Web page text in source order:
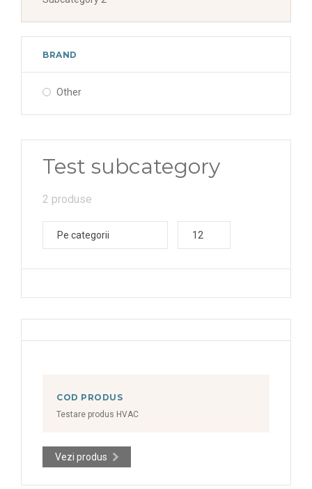
BRAND
Other
Test subcategory
2 produse
Pe categorii 12
COD PRODUS
Testare produs HVAC
Vezi produs